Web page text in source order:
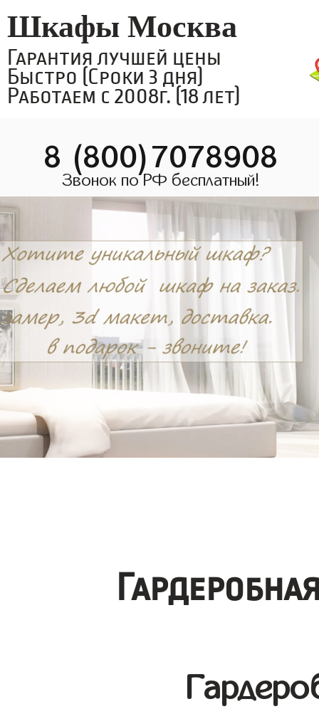
Шкафы Москва
Гарантия лучшей цены
Быстро (Сроки 3 дня)
Работаем с 2008г. (18 лет)
8 (800)7078908
Звонок по РФ бесплатный!